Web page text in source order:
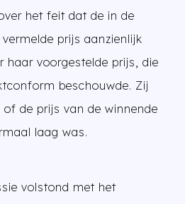
het feit dat de in de
prijs aanzienlijk
haar voorgestelde prijs, die
beschouwde. Zij
de prijs van de winnende
laag was.
volstond met het